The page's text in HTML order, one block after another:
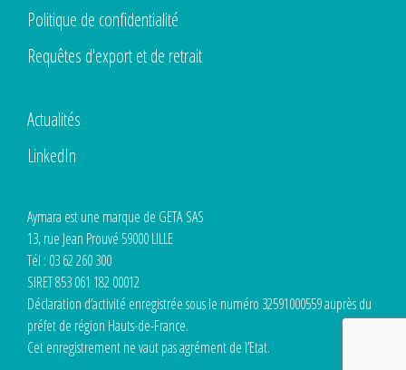
Politique de confidentialité
Requêtes d'export et de retrait
Actualités
LinkedIn
Aymara est une marque de GETA SAS
13, rue Jean Prouvé 59000 LILLE
Tél : 03 62 260 300
SIRET 853 061 182 00012
Déclaration d’activité enregistrée sous le numéro 32591000559 auprès du
préfet de région Hauts-de-France.
Cet enregistrement ne vaut pas agrément de l’Etat.